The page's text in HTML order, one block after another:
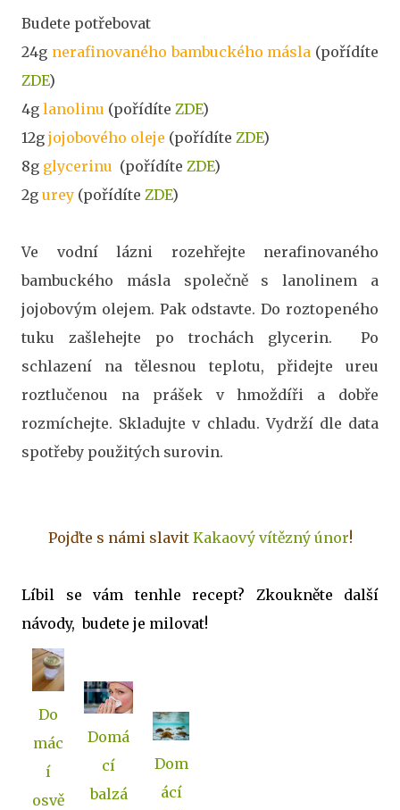
Budete potřebovat
24g nerafinovaného bambuckého másla (pořídíte
ZDE)
4g lanolinu (pořídíte ZDE)
12g jojobového oleje (pořídíte ZDE)
8g glycerinu (pořídíte ZDE)
2g urey (pořídíte ZDE)
Ve vodní lázni rozehřejte nerafinovaného
bambuckého másla společně s lanolinem a
jojobovým olejem. Pak odstavte. Do roztopeného
tuku zašlehejte po trochách glycerin. Po
schlazení na tělesnou teplotu, přidejte ureu
roztlučenou na prášek v hmoždíři a dobře
rozmíchejte. Skladujte v chladu. Vydrží dle data
spotřeby použitých surovin.
Pojďte s námi slavit Kakaový vítězný únor!
Líbil se vám tenhle recept? Zkoukněte další
návody, budete je milovat!
Do
mác
í
osvě
Domá
cí
balzá
Dom
ácí